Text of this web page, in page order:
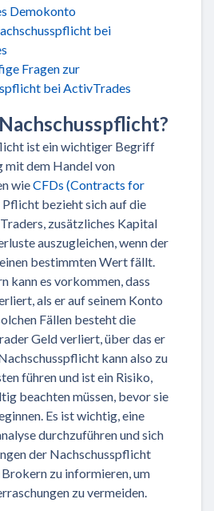
Demokonto
bei
Fragen zur
bei ActivTrades
ist ein wichtiger Begriff
mit dem Handel von
wieCFDs (Contracts for
Pflicht bezieht sich auf die
zusätzliches Kapital
auszugleichen, wenn der
bestimmten Wert fällt.
kann es vorkommen, dass
als er auf seinem Konto
Fällen besteht die
Geld verliert, über das er
kann also zu
führen und ist ein Risiko,
beachten müssen, bevor sie
Es ist wichtig, eine
durchzuführen und sich
der Nachschusspflicht
zu informieren, um
zu vermeiden.